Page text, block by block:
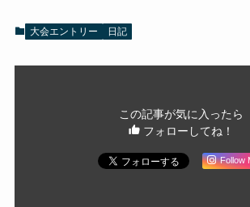
大会エントリー 日記
この記事が気に入ったら
フォローしてね！
Follow